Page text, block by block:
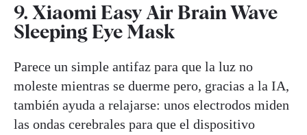
9. Xiaomi Easy Air Brain Wave
Sleeping Eye Mask
Parece un simple antifaz para que la luz no
moleste mientras se duerme pero, gracias a la IA,
también ayuda a relajarse: unos electrodos miden
las ondas cerebrales para que el dispositivo